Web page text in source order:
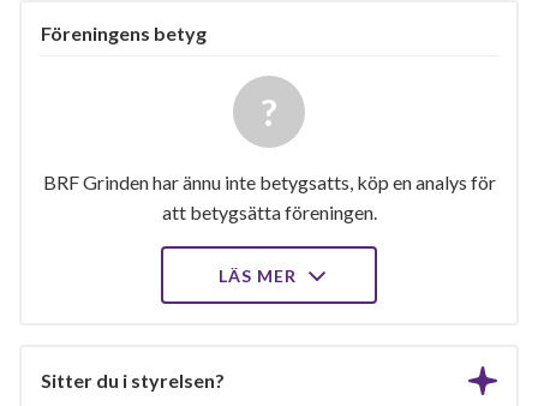
Föreningens betyg
BRF Grinden har ännu inte betygsatts, köp en analys för
att betygsätta föreningen.
LÄS MER
Sitter du i styrelsen?